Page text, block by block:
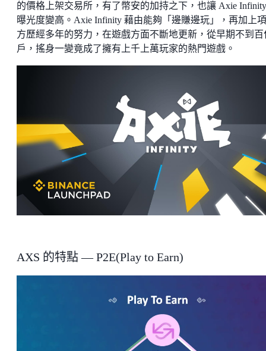
的價格上架交易所，有了幣安的加持之下，也讓 Axie
曝光度變高。Axie Infinity 藉由能夠「邊賺邊玩」，再加上
方歷經多年的努力，在遊戲方面不斷地更新，從早期不到百
戶，搖身一變竟成了擁有上千上萬玩家的熱門遊戲。
AXS 的特點 — P2E(Play to Earn)